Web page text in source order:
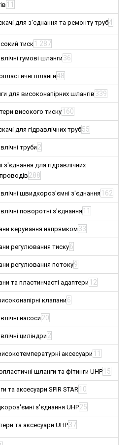
11
для з'єднання та ремонту труб4
тиск 1 287
гумові шланги 36
шланги48
для високонапірних шлангів 339
високого тиску 160
для гідравлічних труб55
труби 2
з'єднання для гідравлічних
288
швидкороз'ємні з'єднання 162
поворотні з'єднання 11
керування напрямком 33
регулювання тиску6
регулювання потоку9
та пластинчасті адаптери 12
клапани 6
насоси 20
циліндри2
аксесуари 11
шланги та фітинги UHP 15
та аксесуари SPIR STAR 10
з'єднання UHP25
та аксесуари UHP37